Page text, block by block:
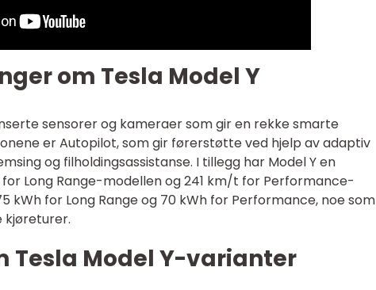
om Tesla Model Y
sensorer og kameraer som gir en rekke smarte
er Autopilot, som gir førerstøtte ved hjelp av adaptiv
og filholdingsassistanse. I tillegg har Model Y en
Long Range-modellen og 241 km/t for Performance-
kWh for Long Range og 70 kWh for Performance, noe som
kjøreturer.
Tesla Model Y-varianter